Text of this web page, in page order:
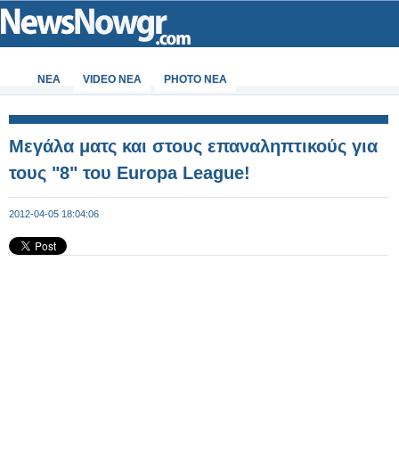
ΝΕΑ VIDEO NEA PHOTO NEA
Μεγάλα ματς και στους επαναληπτικούς για
τους "8" του Europa League!
2012-04-05 18:04:06